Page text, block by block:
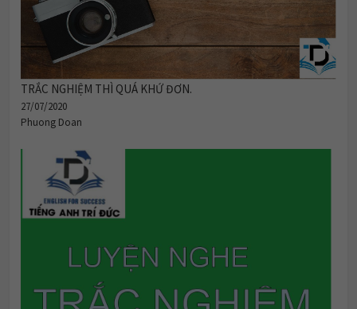
TRẮC NGHIỆM THÌ QUÁ KHỨ ĐƠN.
27/07/2020
Phuong Doan